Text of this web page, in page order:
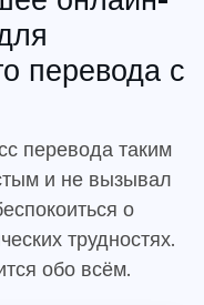
перевода с
перевода таким
и не вызывал
о
трудностях.
обо всём.